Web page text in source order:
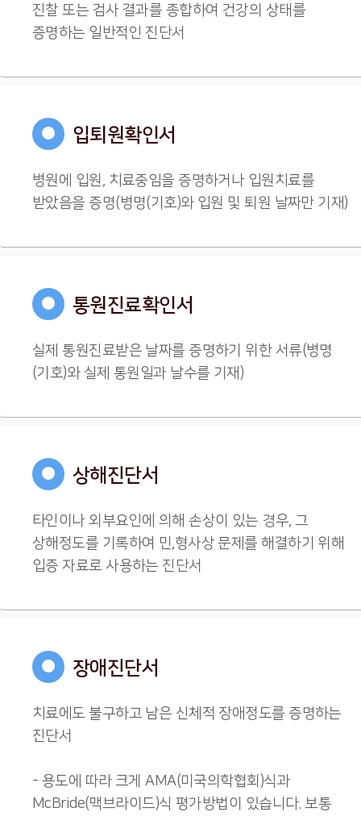
진찰 또는 검사 결과를 종합하여 건강의 상태를
증명하는 일반적인 진단서
● 입퇴원확인서
병원에 입원, 치료중임을 증명하거나 입원치료를
받았음을 증명(병명(기호)와 입원 및 퇴원 날짜만 기재)
● 통원진료확인서
실제 통원진료받은 날짜를 증명하기 위한 서류(병명
(기호)와 실제 통원일과 날수를 기재)
● 상해진단서
타인이나 외부요인에 의해 손상이 있는 경우, 그
상해정도를 기록하여 민,형사상 문제를 해결하기 위해
입증 자료로 사용하는 진단서
● 장애진단서
치료에도 불구하고 남은 신체적 장애정도를 증명하는
진단서
- 용도에 따라 크게 AMA(미국의학협회)식과
McBride(맥브라이드)식 평가방법이 있습니다. 보통